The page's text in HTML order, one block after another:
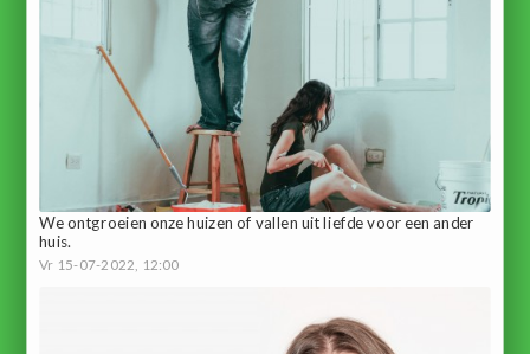
We ontgroeien onze huizen of vallen uit liefde voor een ander
huis.
Vr 15-07-2022, 12:00